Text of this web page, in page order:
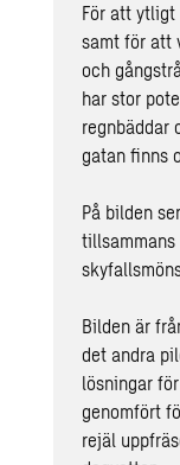
För att ytligt
samt för att
och
har stor
regnbäddar
gatan finns
På bilden
tillsammans
Bilden är
det andra
lösningar
genomfört
rejäl